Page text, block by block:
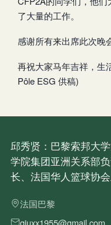
了大量的工作。
感谢所有来出席此次晚
再祝大家马年吉祥，生
Pôle ESG 供稿)
邱秀贤：巴黎索邦大
学院集团亚洲关系部
长、法国华人篮球协
法国巴黎
qiuxx1955@gmail.com